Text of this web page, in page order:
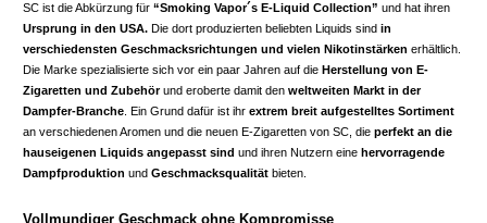
SC ist die Abkürzung für “Smoking Vapor´s E-Liquid Collection” und hat ihren
Ursprung in den USA. Die dort produzierten beliebten Liquids sind in
verschiedensten Geschmacksrichtungen und vielen Nikotinstärken erhältlich.
Die Marke spezialisierte sich vor ein paar Jahren auf die Herstellung von E-
Zigaretten und Zubehörund eroberte damit den weltweiten Markt in der
Dampfer-Branche . Ein Grund dafür ist ihr extrem breit aufgestelltes Sortiment
an verschiedenen Aromen und die neuen E-Zigaretten von SC, die perfekt an die
hauseigenen Liquids angepasst sind und ihren Nutzern eine hervorragende
Dampfproduktion und Geschmacksqualität bieten.
Vollmundiger Geschmack ohne Kompromisse